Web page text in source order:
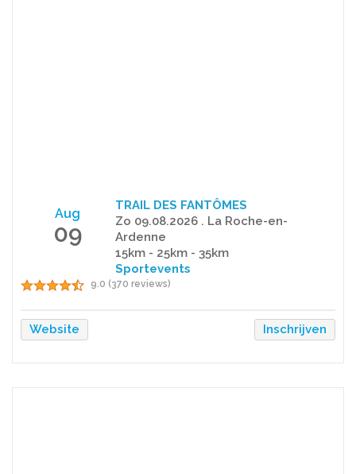
Aug
09
TRAIL DES FANTÔMES
Zo 09.08.2026 . La Roche-en-
Ardenne
15km - 25km - 35km
Sportevents
9.0 (370 reviews)
Website Inschrijven